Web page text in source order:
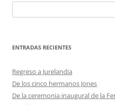
ENTRADAS RECIENTES
Regreso a Jurelandia
De los cinco hermanos Jones
De la ceremonia inaugural de la